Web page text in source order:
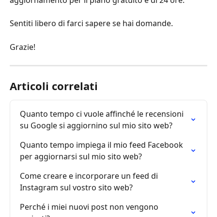
Sentiti libero di farci sapere se hai domande.
Grazie!
Articoli correlati
Quanto tempo ci vuole affinché le recensioni
su Google si aggiornino sul mio sito web?
Quanto tempo impiega il mio feed Facebook
per aggiornarsi sul mio sito web?
Come creare e incorporare un feed di
Instagram sul vostro sito web?
Perché i miei nuovi post non vengono